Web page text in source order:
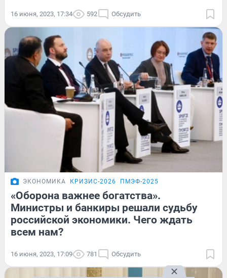
16 июня, 2023, 17:34 592 Обсудить
ЭКОНОМИКА КРИЗИС-2026 ПМЭФ-2025
«Оборона важнее богатства».
Министры и банкиры решали судьбу
российской экономики. Чего ждать
всем нам?
16 июня, 2023, 17:09 781 Обсудить